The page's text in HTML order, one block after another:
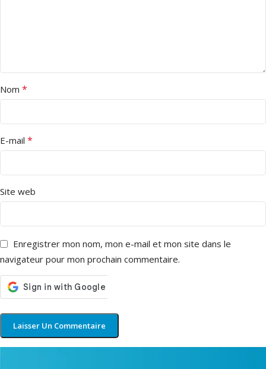
Nom *
E-mail *
Site web
Enregistrer mon nom, mon e-mail et mon site dans le
navigateur pour mon prochain commentaire.